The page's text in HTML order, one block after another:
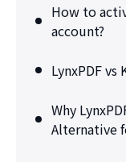
How to
account?
LynxPDF vs
Why
Alternative